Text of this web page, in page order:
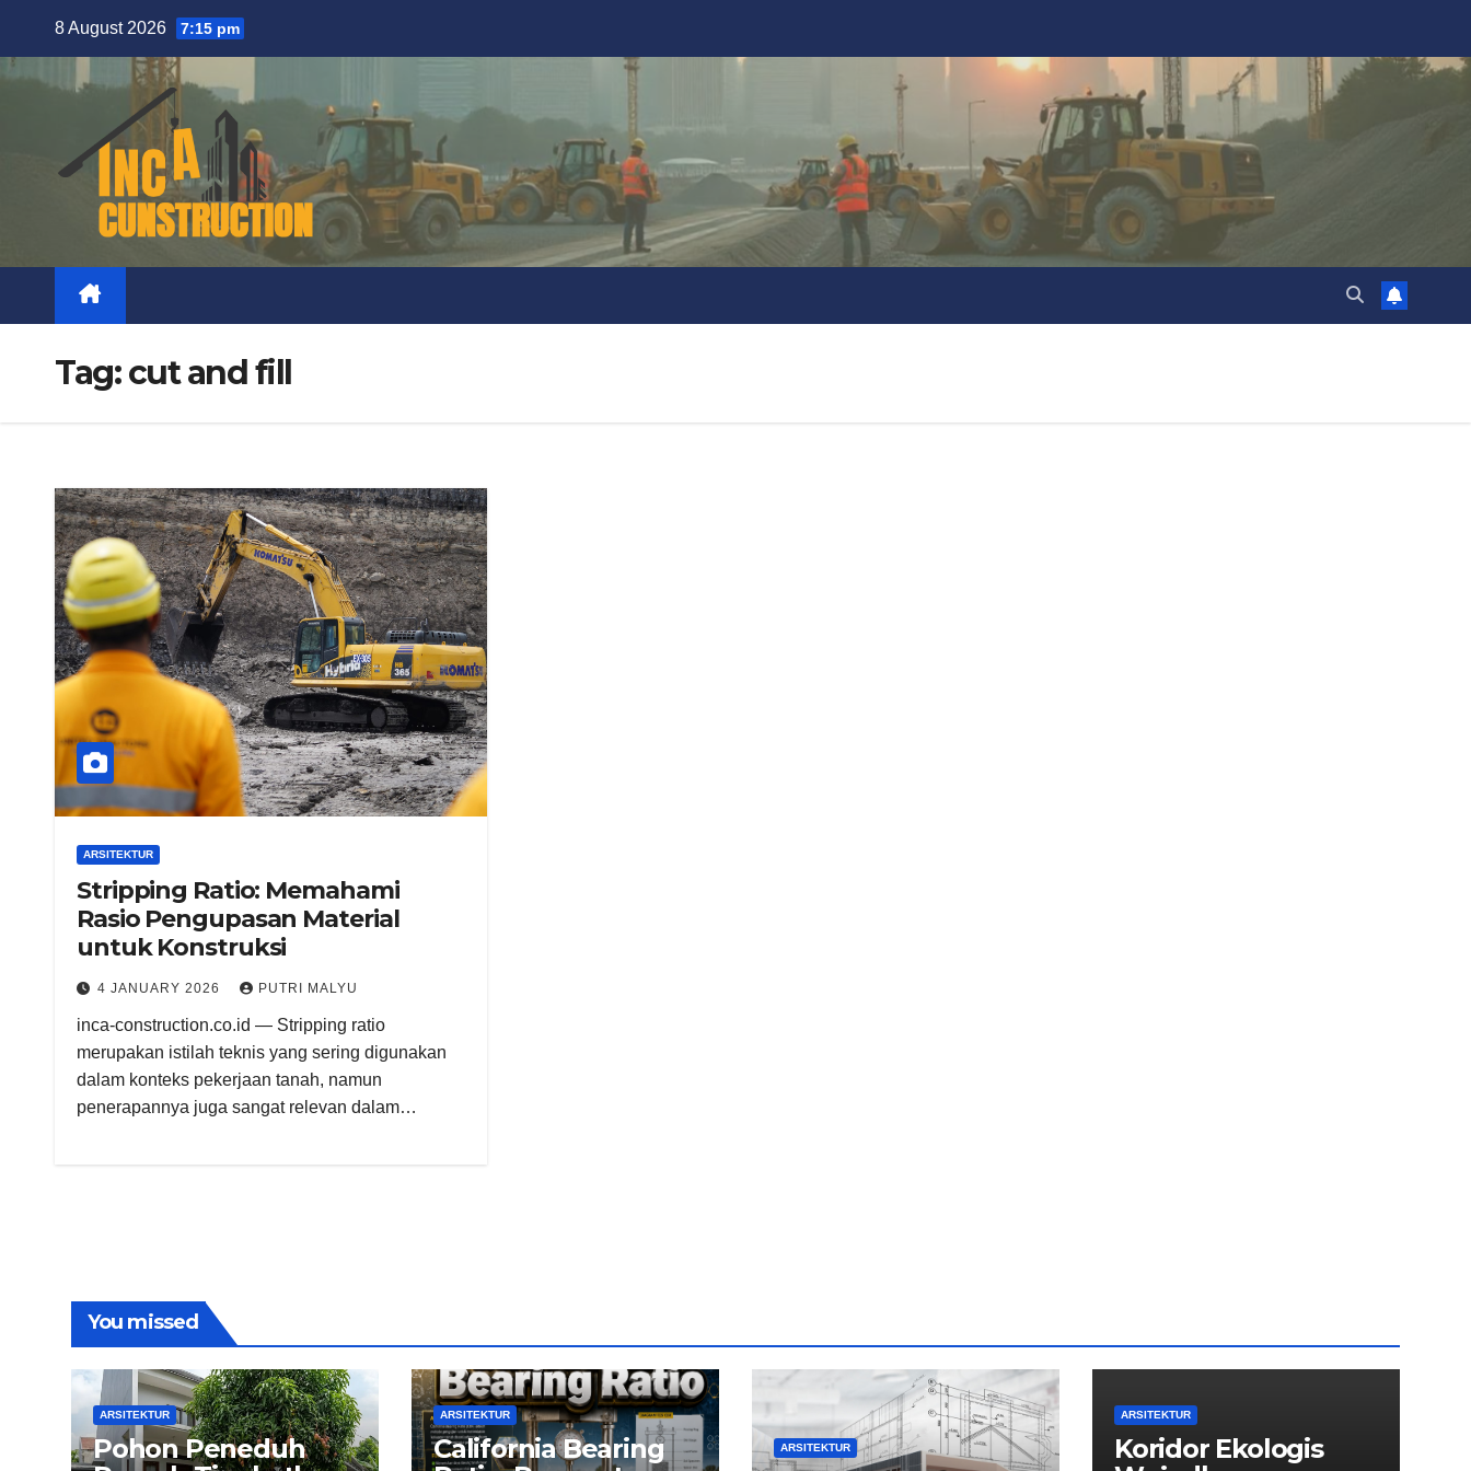
content
8 August 2026 7:15 pm
Tag:cut and fill
ARSITEKTUR
Stripping Ratio: Memahami
Rasio Pengupasan Material
untuk Konstruksi
4 JANUARY 2026 PUTRI MALYU
inca-construction.co.id — Stripping ratio
merupakan istilah teknis yang sering digunakan
dalam konteks pekerjaan tanah, namun
penerapannya juga sangat relevan dalam…
You missed
ARSITEKTUR
Pohon Peneduh
ARSITEKTUR
California Bearing
ARSITEKTUR
ARSITEKTUR
Koridor Ekologis